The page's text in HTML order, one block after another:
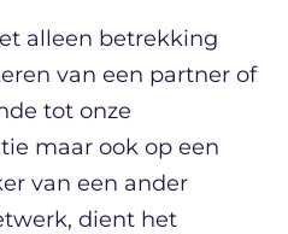
alleen betrekking
van een partner of
tot onze
maar ook op een
van een ander
dient het